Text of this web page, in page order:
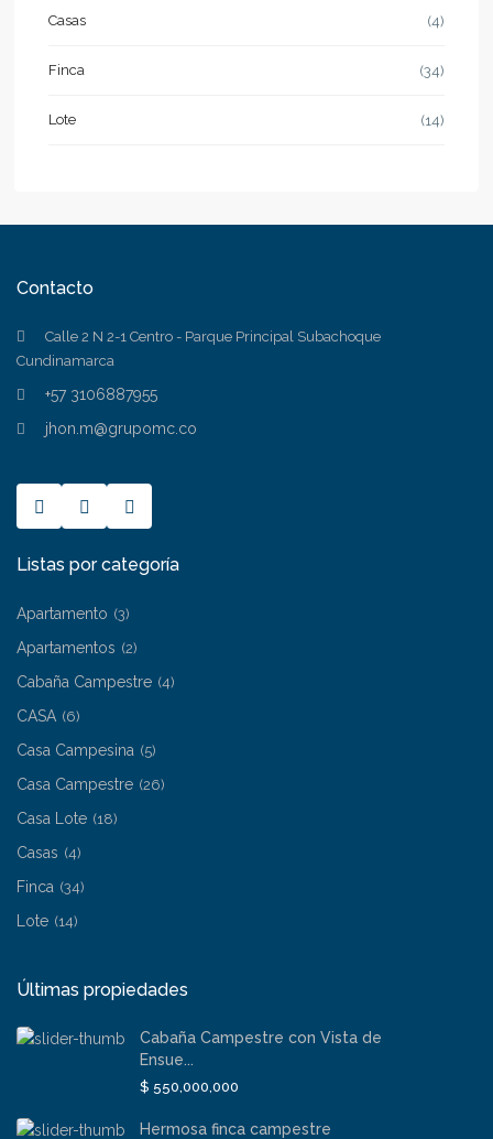
Casas (4)
Finca (34)
Lote (14)
Contacto
Calle 2 N 2-1 Centro - Parque Principal Subachoque
Cundinamarca
+57 3106887955
jhon.m@grupomc.co
Listas por categoría
Apartamento (3)
Apartamentos (2)
Cabaña Campestre (4)
CASA (6)
Casa Campesina (5)
Casa Campestre (26)
Casa Lote (18)
Casas (4)
Finca (34)
Lote (14)
Últimas propiedades
Cabaña Campestre con Vista de
Ensue...
$ 550,000,000
Hermosa finca campestre